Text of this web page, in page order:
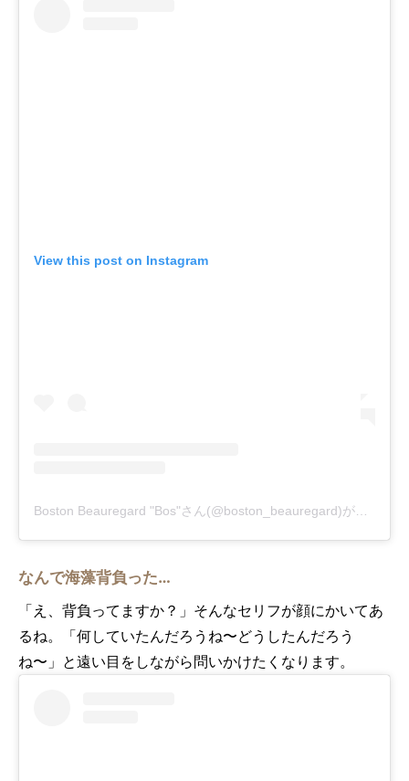
View this post on Instagram
Boston Beauregard "Bos"さん(@boston_beauregard)がシェアした投稿
なんで海藻背負った…
「え、背負ってますか？」そんなセリフが顔にかいてあ
るね。「何していたんだろうね〜どうしたんだろう
ね〜」と遠い目をしながら問いかけたくなります。